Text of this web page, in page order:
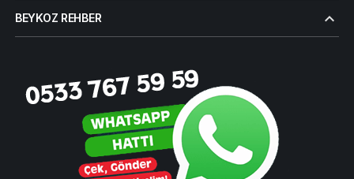
BEYKOZ REHBER